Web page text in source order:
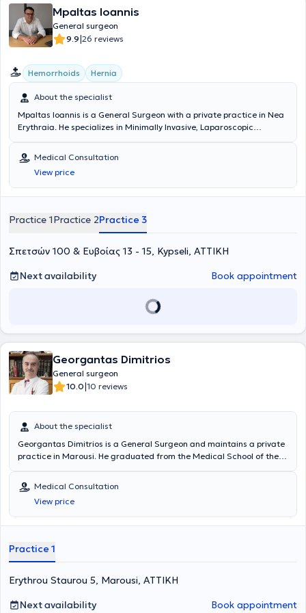
Mpaltas Ioannis
General surgeon
9.9|26 reviews
Hemorrhoids Hernia
About the specialist
Mpaltas Ioannis is a General Surgeon with a private practice in Nea
Erythraia. He specializes in Minimally Invasive, Laparoscopic
he has expertise in modern proctologic surgery (hemorrhoids, anal
fissure, pilonidal cyst). He has extensive experience in the effective
and safe surgical management of obesity, hiatal hernia, digestive
system disorders, and abdominal wall hernias. Furthermore,
clinic), Mediterraneo, Doctor's Hospital, and Attiko Hospital.
Medical Consultation
View price
Practice 1Practice 2Practice 3
Σπετσών 100 & Ευβοίας 13 - 15, Kypseli, ΑΤΤΙΚΗ
Next availability
Book appointment
Georgantas Dimitrios
General surgeon
10.0|10 reviews
About the specialist
Georgantas Dimitrios is a General Surgeon and maintains a private
practice in Marousi. He graduated from the Medical School of the
General Surgery at the Pediatric Surgery Clinic of the General
Hospital of Piraeus “Tzaneio” and in Surgery at the University Clinic
of the University Hospital of Athens Aretaieio. Additionally, he holds
a PhD from the Department of Surgery at the National and
Third Surgical Clinic of HYGEIA Hospital and is a member of the
Medical Consultation
View price
Practice 1
Erythrou Staurou 5, Marousi, ΑΤΤΙΚΗ
Next availability
Book appointment